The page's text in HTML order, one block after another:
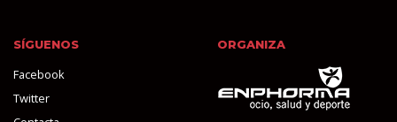
SÍGUENOS
Facebook
Twitter
ORGANIZA